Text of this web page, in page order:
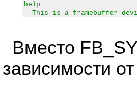
help
This is a framebuffer
Вместо
зависимости